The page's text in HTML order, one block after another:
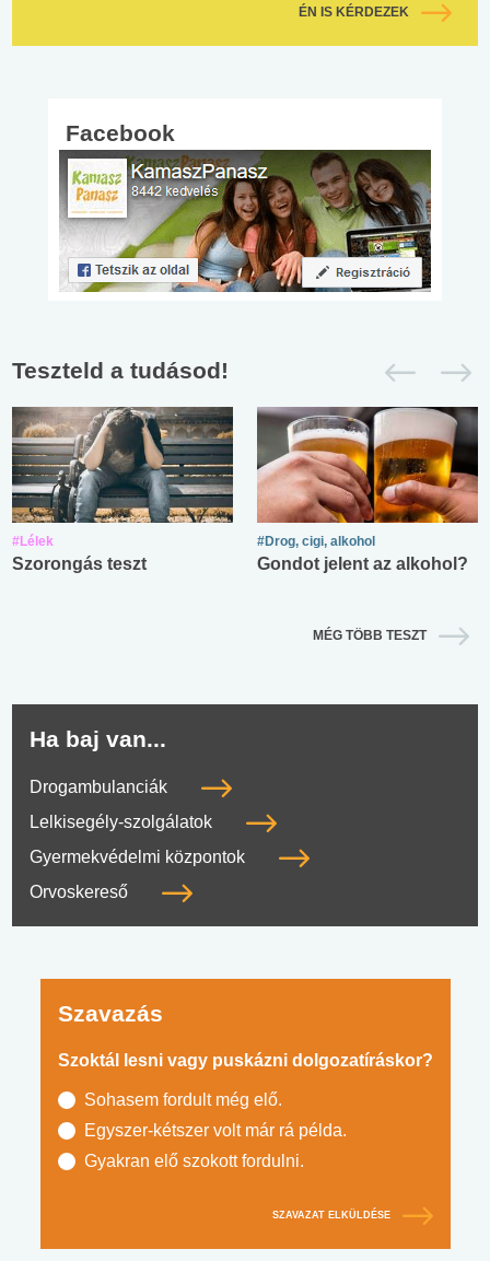
ÉN IS KÉRDEZEK
Facebook
Teszteld a tudásod!
#Lélek
Szorongás teszt
#Drog, cigi, alkohol
Gondot jelent az alkohol?
MÉG TÖBB TESZT
Ha baj van...
Drogambulanciák
Lelkisegély-szolgálatok
Gyermekvédelmi központok
Orvoskereső
Szavazás
Szoktál lesni vagy puskázni dolgozatíráskor?
Sohasem fordult még elő.
Egyszer-kétszer volt már rá példa.
Gyakran elő szokott fordulni.
SZAVAZAT ELKÜLDÉSE